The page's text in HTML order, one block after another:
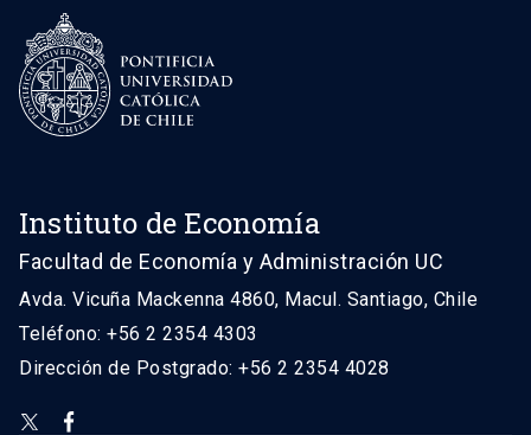
Instituto de Economía
Facultad de Economía y Administración UC
Avda. Vicuña Mackenna 4860, Macul. Santiago, Chile
Teléfono: +56 2 2354 4303
Dirección de Postgrado: +56 2 2354 4028